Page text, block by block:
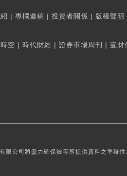
| 專欄邀稿 | 投資者關係 | 版權聲明
空 | 時代財經 | 證券市場周刊 | 壹財
限公司將盡力確保彼等所提供資料之準確